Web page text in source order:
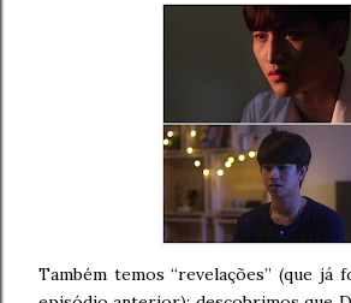
Também temos “revelações” (que já